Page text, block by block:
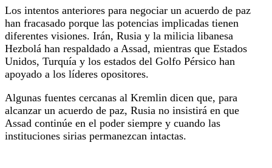
Los intentos anteriores para negociar un acuerdo de paz
han fracasado porque las potencias implicadas tienen
diferentes visiones. Irán, Rusia y la milicia libanesa
Hezbolá han respaldado a Assad, mientras que Estados
Unidos, Turquía y los estados del Golfo Pérsico han
apoyado a los líderes opositores.
Algunas fuentes cercanas al Kremlin dicen que, para
alcanzar un acuerdo de paz, Rusia no insistirá en que
Assad continúe en el poder siempre y cuando las
instituciones sirias permanezcan intactas.